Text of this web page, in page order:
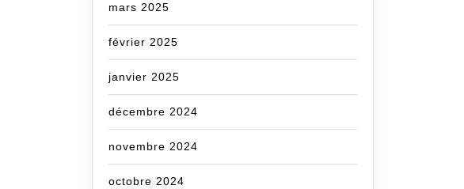
mars 2025
février 2025
janvier 2025
décembre 2024
novembre 2024
octobre 2024